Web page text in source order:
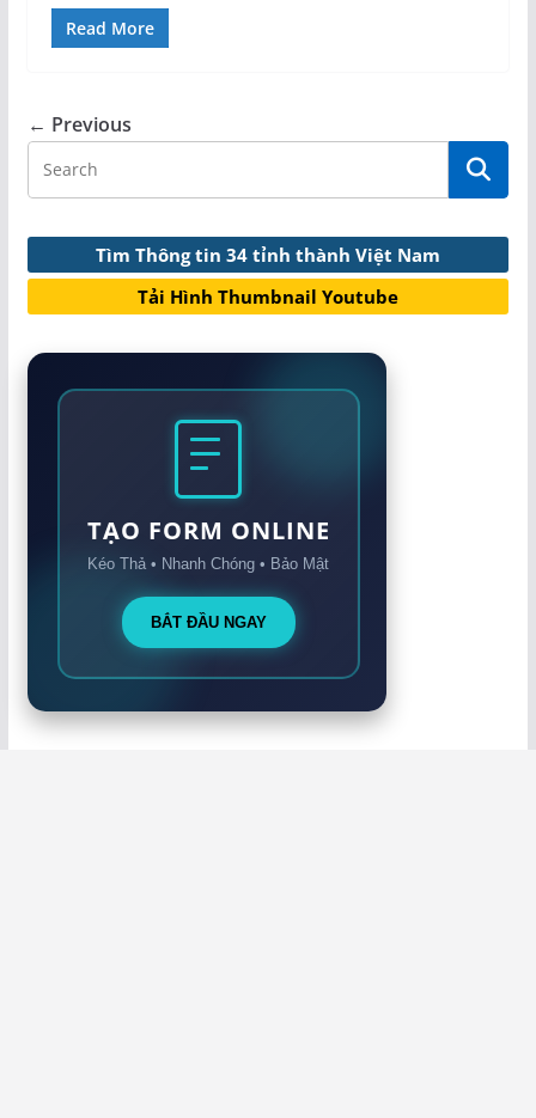
Read More
← Previous
Tìm Thông tin 34 tỉnh thành Việt Nam
Tải Hình Thumbnail Youtube
TẠO FORM ONLINE
Kéo Thả • Nhanh Chóng • Bảo Mật
BẮT ĐẦU NGAY